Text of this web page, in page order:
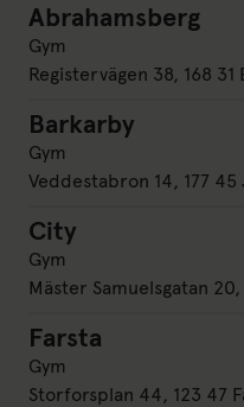
Abrahamsberg
Abrahamsberg
Gym
Registervägen 38, 168 31
Barkarby
Barkarby
Gym
Veddestabron 14, 177 45
City
City
Gym
Mäster Samuelsgatan 20,
Farsta
Farsta
Gym
Storforsplan 44, 123 47